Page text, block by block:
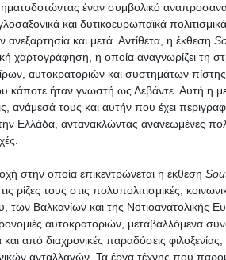
έναν συμβολικό
και δυτικοευρωπαϊκά
ανεξαρτησία και μετά. Αντίθετα, η έκθεση
χαρτογράφηση, η οποία αναγνωρίζει τη
αυτοκρατοριών και συστημάτων πίστης,
κάποτε ήταν γνωστή ως Λεβάντε. Αυτή η
ανάμεσά τους και αυτήν που έχει
Ελλάδα, αντανακλώντας ανανεωμένες
στην οποία επικεντρώνεται η έκθεση
ρίζες τους στις πολυπολιτισμικές,
των Βαλκανίων και της Νοτιοανατολικής
αυτοκρατοριών, μεταβαλλόμενα
από διαχρονικές παραδόσεις
ανταλλαγών. Τα έργα τέχνης που